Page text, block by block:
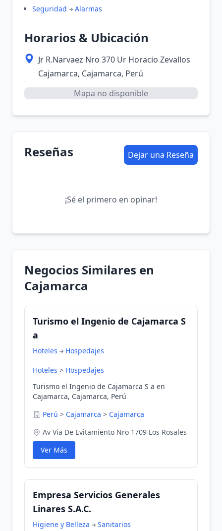
Seguridad
Alarmas
Horarios & Ubicación
Jr R.Narvaez Nro 370 Ur Horacio Zevallos
Cajamarca, Cajamarca, Perú
Mapa no disponible
Reseñas Dejar una Reseña
¡Sé el primero en opinar!
Negocios Similares en
Cajamarca
Turismo el Ingenio de Cajamarca S
a
Hoteles Hospedajes
Hoteles > Hospedajes
Turismo el Ingenio de Cajamarca S a en
Cajamarca, Cajamarca, Perú
Perú > Cajamarca > Cajamarca
Av Via De Evitamiento Nro 1709 Los Rosales
Ver Más
Empresa Servicios Generales
Linares S.A.C.
Higiene y Belleza Sanitarios